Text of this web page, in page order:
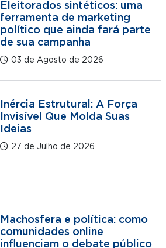
Eleitorados sintéticos: uma
ferramenta de marketing
político que ainda fará parte
de sua campanha
03 de Agosto de 2026
Inércia Estrutural: A Força
Invisível Que Molda Suas
Ideias
27 de Julho de 2026
Machosfera e política: como
comunidades online
influenciam o debate público